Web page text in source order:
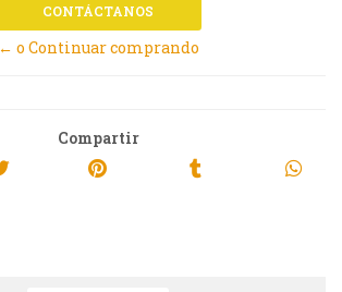
CONTÁCTANOS
← o Continuar comprando
Compartir